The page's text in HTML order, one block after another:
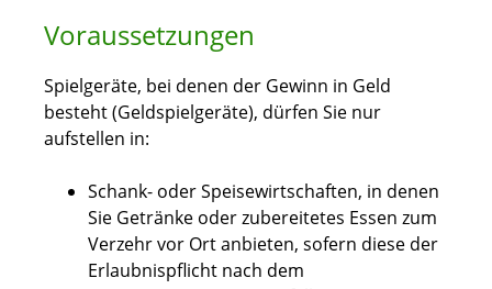
Voraussetzungen
Spielgeräte, bei denen der Gewinn in Geld
besteht (Geldspielgeräte), dürfen Sie nur
aufstellen in:
Schank- oder Speisewirtschaften, in denen
Sie Getränke oder zubereitetes Essen zum
Verzehr vor Ort anbieten, sofern diese der
Erlaubnispflicht nach dem